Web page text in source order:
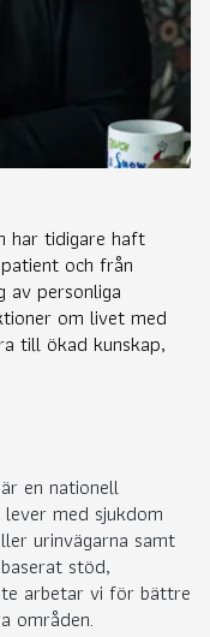
har tidigare haft
och från
av personliga
om livet med
till ökad kunskap,
en nationell
med sjukdom
urinvägarna samt
stöd,
arbetar vi för bättre
områden.